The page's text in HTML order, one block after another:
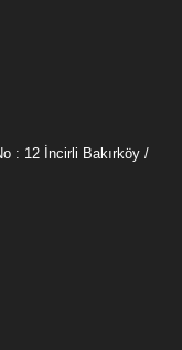
: 12 İncirli Bakırköy /